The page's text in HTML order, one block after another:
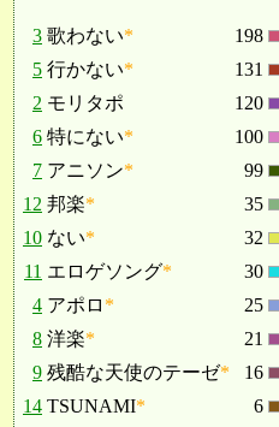
3 歌わない*
198
5 行かない* 131
2 モリタポ 120
6 特にない* 100
7 アニソン* 99
12 邦楽* 35
10 ない* 32
11 エロゲソング* 30
4 アポロ * 25
8 洋楽* 21
9 残酷な天使のテーゼ* 16
14 TSUNAMI* 6